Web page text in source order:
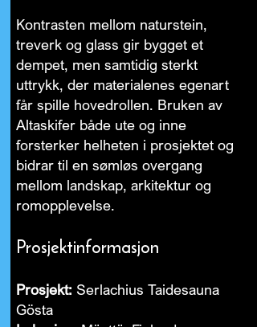
Kontrasten mellom naturstein,
treverk og glass gir bygget et
dempet, men samtidig sterkt
uttrykk, der materialenes egenart
får spille hovedrollen. Bruken av
Altaskifer både ute og inne
forsterker helheten i prosjektet og
bidrar til en sømløs overgang
mellom landskap, arkitektur og
romopplevelse.
Prosjektinformasjon
Prosjekt: Serlachius Taidesauna
Gösta